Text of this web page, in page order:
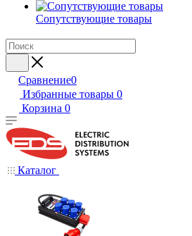
Сопутствующие товары
Сравнение0
Избранные товары 0
Корзина 0
Каталог